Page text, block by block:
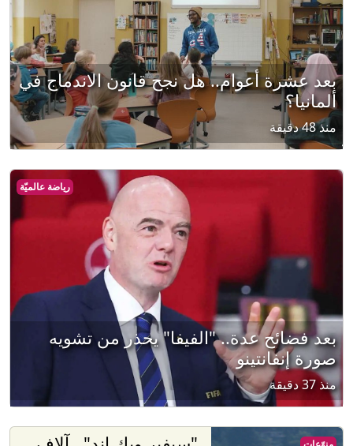
بعد عشرة أعوام.. هل نجح قانون الاندماج في
ألمانيا؟
منذ 48 دقيقة
رياضة عالميّة
بعد فضائح عدة.. "الفيفا" يحذر من تشويه
صورة إنفانتينو
منذ 37 دقيقة